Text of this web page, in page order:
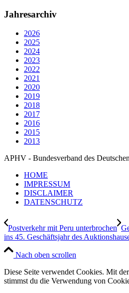
Jahresarchiv
2026
2025
2024
2023
2022
2021
2020
2019
2018
2017
2016
2015
2013
APHV - Bundesverband des
HOME
IMPRESSUM
DISCLAIMER
DATENSCHUTZ
Postverkehr mit Peru unterbrochen
ins 45. Geschäftsjahr des
Nach oben scrollen
Diese Seite verwendet Cookies. Mit
stimmst du die Verwendung von